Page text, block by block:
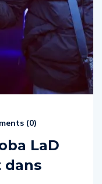
(0)
LaD
dans